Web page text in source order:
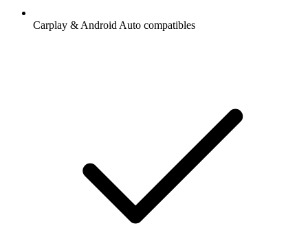
Carplay & Android Auto compatibles